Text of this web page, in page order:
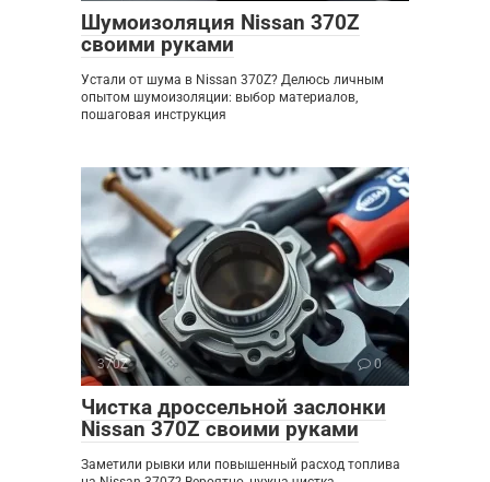
Шумоизоляция Nissan 370Z
своими руками
Устали от шума в Nissan 370Z? Делюсь личным
опытом шумоизоляции: выбор материалов,
пошаговая инструкция
370Z 0
Чистка дроссельной заслонки
Nissan 370Z своими руками
Заметили рывки или повышенный расход топлива